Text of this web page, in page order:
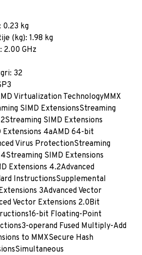
0.23 kg
(kg): 1.98 kg
2.00 GHz
32
Virtualization TechnologyMMX
SIMD ExtensionsStreaming
SIMD Extensions
Extensions 4aAMD 64-bit
Virus ProtectionStreaming
SIMD Extensions
Extensions 4.2Advanced
InstructionsSupplemental
3Advanced Vector
Vector Extensions 2.0Bit
bit Floating-Point
operand Fused Multiply-Add
to MMXSecure Hash